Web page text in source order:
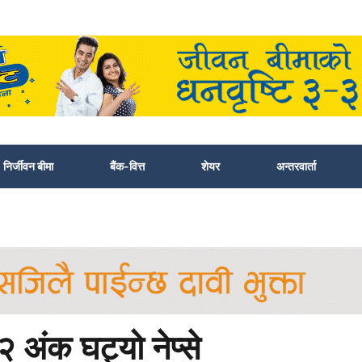
निर्जीवन बीमा बैंक-वित्त शेयर अन्तरवार्ता
अंक घट्यो नेप्से